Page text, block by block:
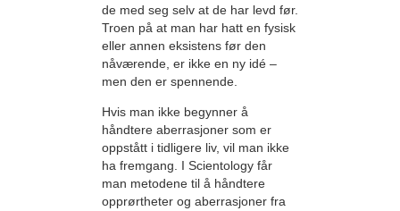
de med seg selv at de har levd før.
Troen på at man har hatt en fysisk
eller annen eksistens før den
nåværende, er ikke en ny idé –
men den er spennende.
Hvis man ikke begynner å
håndtere aberrasjoner som er
oppstått i tidligere liv, vil man ikke
ha fremgang. I Scientology får
man metodene til å håndtere
opprørtheter og aberrasjoner fra